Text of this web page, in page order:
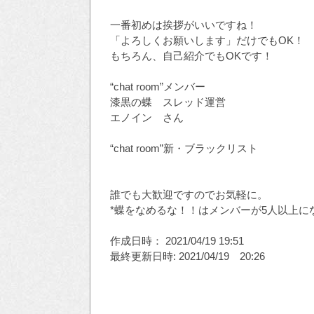
一番初めは挨拶がいいですね！
「よろしくお願いします」だけでもOK！
もちろん、自己紹介でもOKです！
“chat room”メンバー
漆黒の蝶 スレッド運営
エノイン さん
“chat room”新・ブラックリスト
誰でも大歓迎ですのでお気軽に。
*蝶をなめるな！！はメンバーが5人以上
作成日時： 2021/04/19 19:51
最終更新日時: 2021/04/19 20:26